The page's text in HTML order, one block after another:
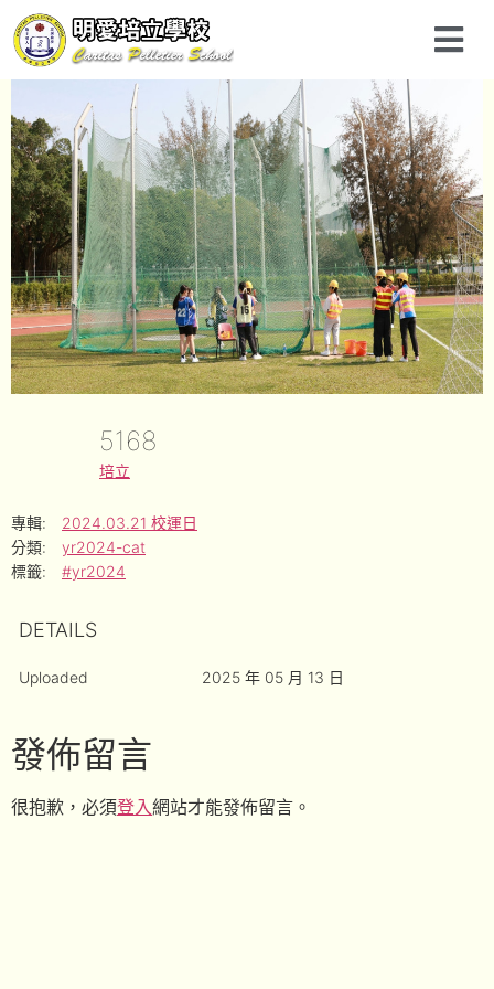
5168
培立
專輯:
2024.03.21 校運日
分類:
yr2024-cat
標籤:
#yr2024
DETAILS
Uploaded 2025 年 05 月 13 日
發佈留言
很抱歉，必須登入網站才能發佈留言。